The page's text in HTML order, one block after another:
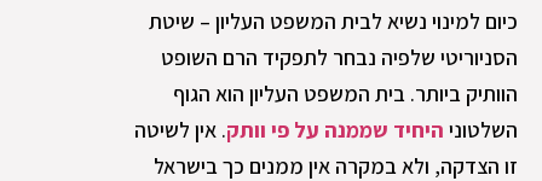
כיום למינוי נשיא לבית המשפט העליון – שיטת
הסניוריטי שלפיה נבחר לתפקיד הרם השופט
הוותיק ביותר. בית המשפט העליון הוא הגוף
השלטוני היחיד שממנה על פי וותק. אין לשיטה
זו הצדקה, ולא במקרה אין ממנים כך בישראל